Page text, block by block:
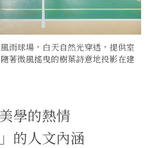
雨球場，白天自然光穿透，提供室
著微風搖曳的樹葉詩意地投影在建
學的熱情
的人文內涵